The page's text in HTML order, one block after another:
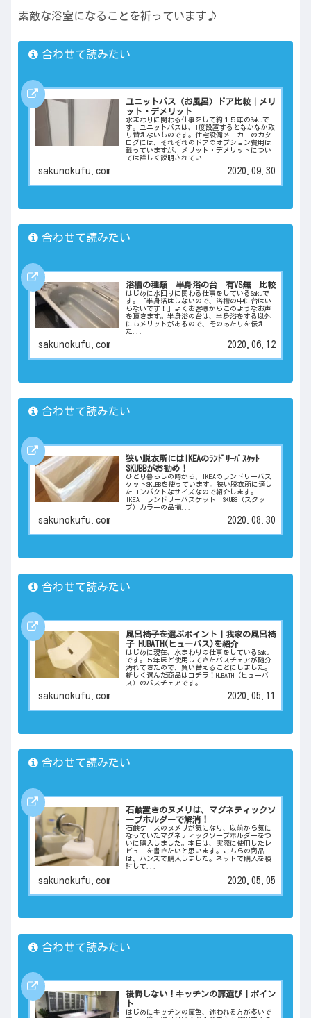
素敵な浴室になることを祈っています♪
合わせて読みたい
ユニットバス（お風呂）ドア比較｜メリ
ット・デメリット
水まわりに関わる仕事をして約１５年のSakuで
す。ユニットバスは、1度設置するとなかなか取
り替えないものです。住宅設備メーカーのカタ
ログには、それぞれのドアのオプション費用は
載っていますが、メリット・デメリットについ
ては詳しく説明されてい...
sakunokufu.com 2020.09.30
合わせて読みたい
浴槽の種類 半身浴の台 有VS無 比較
はじめに水回りに関わる仕事をしているSakuで
す。「半身浴はしないので、浴槽の中に台はい
らないです！」よくお客様からこのようなお声
を頂きます。半身浴の台は、半身浴をする以外
にもメリットがあるので、そのあたりを伝え
た...
sakunokufu.com 2020.06.12
合わせて読みたい
狭い脱衣所にはIKEAのﾗﾝﾄﾞﾘｰﾊﾞｽｹｯﾄ
SKUBBがお勧め！
ひとり暮らしの時から、IKEAのランドリーバス
ケットSKUBBを使っています。狭い脱衣所に適し
たコンパクトなサイズなので紹介します。
IKEA ランドリーバスケット SKUBB（スクッ
ブ）カラーの品揃...
sakunokufu.com 2020.08.30
合わせて読みたい
風呂椅子を選ぶポイント｜我家の風呂椅
子 HUBATH(ヒューバス)を紹介
はじめに現在、水まわりの仕事をしているSaku
です。５年ほど使用してきたバスチェアが随分
汚れてきたので、買い替えることにしました。
新しく選んだ商品はコチラ！HUBATH（ヒューバ
ス）のバスチェアです。...
sakunokufu.com 2020.05.11
合わせて読みたい
石鹸置きのヌメリは、マグネティックソ
ープホルダーで解消！
石鹸ケースのヌメリが気になり、以前から気に
なっていたマグネティックソープホルダーをつ
いに購入しました。本日は、実際に使用したレ
ビューを書きたいと思います。こちらの商品
は、ハンズで購入しました。ネットで購入を検
討して...
sakunokufu.com 2020.05.05
合わせて読みたい
後悔しない！キッチンの扉選び｜ポイン
ト
はじめにキッチンの扉色、迷われる方が多いで